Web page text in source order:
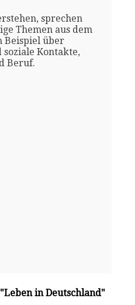
sprechen
Themen aus dem
Beispiel über
Kontakte,
Beruf.
in Deutschland"